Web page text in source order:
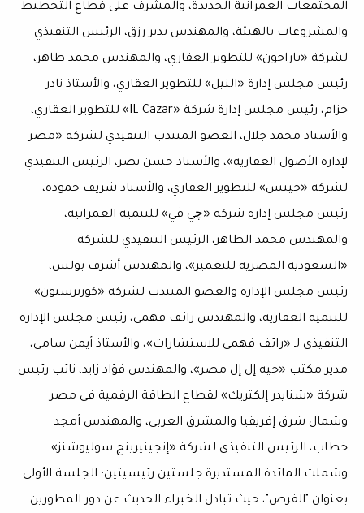
المجتمعات العمرانية الجديدة، والمشرف على قطاع التخطيط
والمشروعات بالهيئة، والمهندس بدير رزق، الرئيس التنفيذي
لشركة «باراجون» للتطوير العقاري، والمهندس محمد طاهر،
رئيس مجلس إدارة «النيل» للتطوير العقاري، والأستاذ نادر
خزام، رئيس مجلس إدارة شركة «IL Cazar» للتطوير العقاري،
والأستاذ محمد جلال، العضو المنتدب التنفيذي لشركة «مصر
لإدارة الأصول العقارية»، والأستاذ حسن نصر، الرئيس التنفيذي
لشركة «جيتس» للتطوير العقاري، والأستاذ شريف حمودة،
رئيس مجلس إدارة شركة «چي ڤي» للتنمية العمرانية،
والمهندس محمد الطاهر، الرئيس التنفيذي للشركة
«السعودية المصرية للتعمير»، والمهندس أشرف بولس،
رئيس مجلس الإدارة والعضو المنتدب لشركة «كورنرستون»
للتنمية العقارية، والمهندس رائف فهمي، رئيس مجلس الإدارة
التنفيذي لـ «رائف فهمي للاستشارات»، والأستاذ أيمن سامي،
مدير مكتب «جيه إل إل مصر»، والمهندس فؤاد زايد، نائب رئيس
شركة «شنايدر إلكتريك» لقطاع الطاقة الرقمية في مصر
وشمال شرق إفريقيا والمشرق العربي، والمهندس أمجد
خطاب، الرئيس التنفيذي لشركة «إنجينيرينج سوليوشنز».
وشملت المائدة المستديرة جلستين رئيسيتين: الجلسة الأولى
بعنوان "الفرص"، حيث تبادل الخبراء الحديث عن دور المطورين